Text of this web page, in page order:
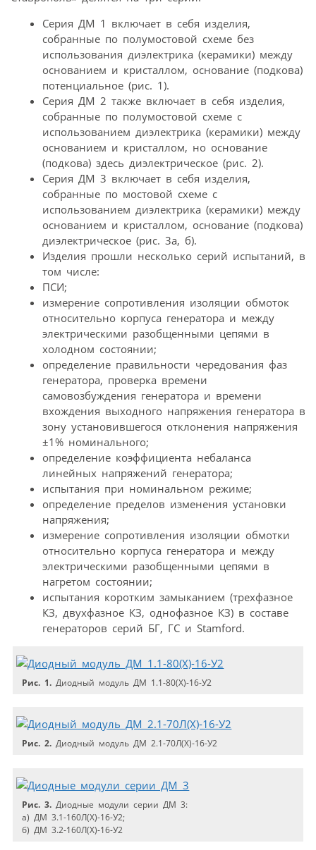
Серия ДМ 1 включает в себя изделия,
собранные по полумостовой схеме без
использования диэлектрика (керамики) между
основанием и кристаллом, основание (подкова)
потенциальное (рис. 1).
Серия ДМ 2 также включает в себя изделия,
собранные по полумостовой схеме с
использованием диэлектрика (керамики) между
основанием и кристаллом, но основание
(подкова) здесь диэлектрическое (рис. 2).
Серия ДМ 3 включает в себя изделия,
собранные по мостовой схеме с
использованием диэлектрика (керамики) между
основанием и кристаллом, основание (подкова)
диэлектрическое (рис. 3а, б).
Изделия прошли несколько серий испытаний, в
том числе:
ПСИ;
измерение сопротивления изоляции обмоток
относительно корпуса генератора и между
электрическими разобщенными цепями в
холодном состоянии;
определение правильности чередования фаз
генератора, проверка времени
самовозбуждения генератора и времени
вхождения выходного напряжения генератора в
зону установившегося отклонения напряжения
±1% номинального;
определение коэффициента небаланса
линейных напряжений генератора;
испытания при номинальном режиме;
определение пределов изменения установки
напряжения;
измерение сопротивления изоляции обмотки
относительно корпуса генератора и между
электрическими разобщенными цепями в
нагретом состоянии;
испытания коротким замыканием (трехфазное
КЗ, двухфазное КЗ, однофазное КЗ) в составе
генераторов серий БГ, ГС и Stamford.
Рис. 1. Диодный модуль ДМ 1.1-80(Х)-16-У2
Рис. 2. Диодный модуль ДМ 2.1-70Л(Х)-16-У2
Рис. 3. Диодные модули серии ДМ 3:
а) ДМ 3.1-160Л(Х)-16-У2;
б) ДМ 3.2-160Л(Х)-16-У2